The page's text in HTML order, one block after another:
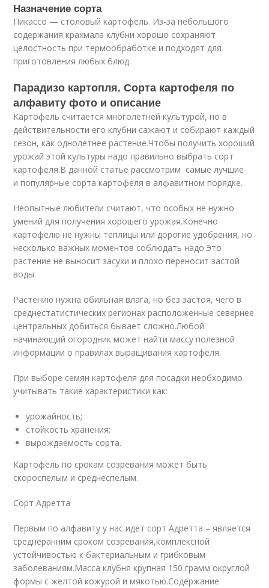
Назначение сорта
Пикассо — столовый картофель. Из-за небольшого
содержания крахмала клубни хорошо сохраняют
целостность при термообработке и подходят для
приготовления любых блюд.
Парадизо картопля. Сорта картофеля по
алфавиту фото и описание
Картофель считается многолетней культурой, но в
действительности его клубни сажают и собирают каждый
сезон, как однолетнее растение.Чтобы получить хороший
урожай этой культуры надо правильно выбрать сорт
картофеля.В данной статье рассмотрим самые лучшие
и популярные сорта картофеля в алфавитном порядке.
Неопытные любители считают, что особых не нужно
умений для получения хорошего урожая.Конечно
картофелю не нужны теплицы или дорогие удобрения, но
несколько важных моментов соблюдать надо.Это
растение не выносит засухи и плохо переносит застой
воды.
Растению нужна обильная влага, но без застоя, чего в
среднестатистических регионах расположенные севернее
центральных добиться бывает сложно.Любой
начинающий огородник может найти массу полезной
информации о правилах выращивания картофеля.
При выборе семян картофеля для посадки необходимо
учитывать такие характеристики как:
урожайность;
стойкость хранения;
вырождаемость сорта.
Картофель по срокам созревания может быть
скороспелым и среднеспелым.
Сорт Адретта
Первым по алфавиту у нас идет сорт Адретта – является
среднеранним сроком созревания,комплексной
устойчивостью к бактериальным и грибковым
заболеваниям.Масса клубня крупная 150 грамм округлой
формы с желтой кожурой и мякотью.Содержание